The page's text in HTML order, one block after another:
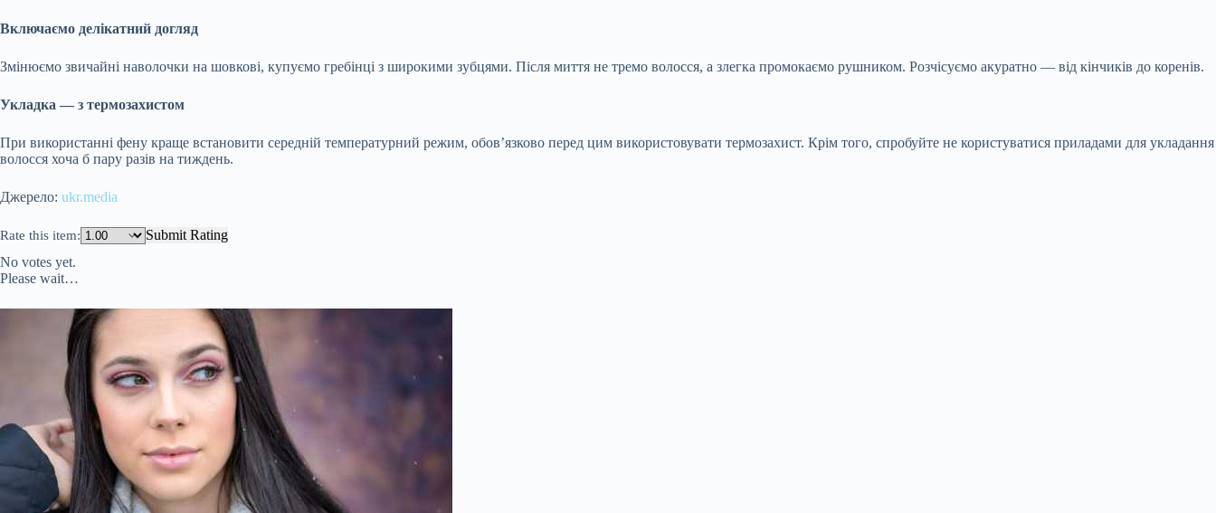
Включаємо делікатний догляд
Змінюємо звичайні наволочки на шовкові, купуємо гребінці з широкими зубцями. Після миття не тремо волосся, а злегка промокаємо рушником. Розчісуємо акуратно — від кінчиків до коренів.
Укладка — з термозахистом
При використанні фену краще встановити середній температурний режим, обов’язково перед цим використовувати термозахист. Крім того, спробуйте не користуватися приладами для укладання
волосся хоча б пару разів на тиждень.
Джерело: ukr.media
Rate this item:
Submit Rating
No votes yet.
Please wait…